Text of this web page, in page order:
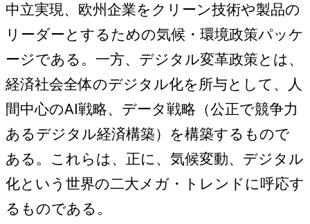
中立実現、欧州企業をクリーン技術や製品の
リーダーとするための気候・環境政策パッケ
ージである。一方、デジタル変革政策とは、
経済社会全体のデジタル化を所与として、人
間中心のAI戦略、データ戦略（公正で競争力
あるデジタル経済構築）を構築するもので
ある。これらは、正に、気候変動、デジタル
化という世界の二大メガ・トレンドに呼応す
るものである。